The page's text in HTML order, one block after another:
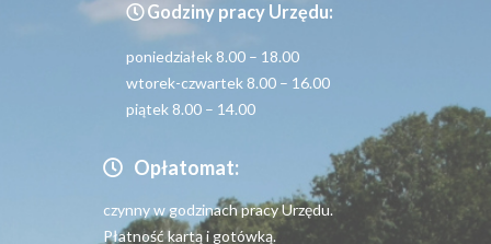
Godziny pracy Urzędu:
poniedziałek 8.00 – 18.00
wtorek-czwartek 8.00 – 16.00
piątek 8.00 – 14.00
Opłatomat:
czynny w godzinach pracy Urzędu.
Płatność kartą i gotówką.